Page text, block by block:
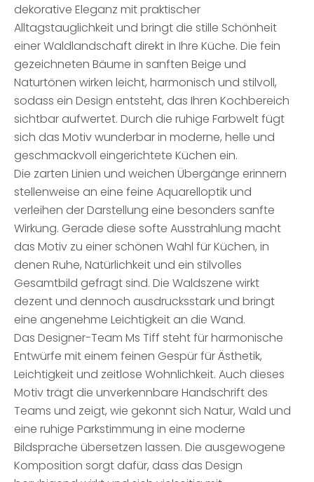
dekorative Eleganz mit praktischer
Alltagstauglichkeit und bringt die stille Schönheit
einer Waldlandschaft direkt in Ihre Küche. Die fein
gezeichneten Bäume in sanften Beige und
Naturtönen wirken leicht, harmonisch und stilvoll,
sodass ein Design entsteht, das Ihren Kochbereich
sichtbar aufwertet. Durch die ruhige Farbwelt fügt
sich das Motiv wunderbar in moderne, helle und
geschmackvoll eingerichtete Küchen ein.
Die zarten Linien und weichen Übergänge erinnern
stellenweise an eine feine Aquarelloptik und
verleihen der Darstellung eine besonders sanfte
Wirkung. Gerade diese softe Ausstrahlung macht
das Motiv zu einer schönen Wahl für Küchen, in
denen Ruhe, Natürlichkeit und ein stilvolles
Gesamtbild gefragt sind. Die Waldszene wirkt
dezent und dennoch ausdrucksstark und bringt
eine angenehme Leichtigkeit an die Wand.
Das Designer-Team Ms Tiff steht für harmonische
Entwürfe mit einem feinen Gespür für Ästhetik,
Leichtigkeit und zeitlose Wohnlichkeit. Auch dieses
Motiv trägt die unverkennbare Handschrift des
Teams und zeigt, wie gekonnt sich Natur, Wald und
eine ruhige Parkstimmung in eine moderne
Bildsprache übersetzen lassen. Die ausgewogene
Komposition sorgt dafür, dass das Design